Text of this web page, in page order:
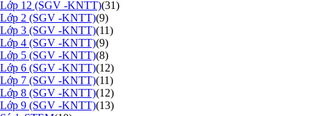
Lớp 12 (SGV -KNTT)(31)
Lớp 2 (SGV -KNTT)(9)
Lớp 3 (SGV -KNTT)(11)
Lớp 4 (SGV -KNTT)(9)
Lớp 5 (SGV -KNTT)(8)
Lớp 6 (SGV -KNTT)(12)
Lớp 7 (SGV -KNTT)(11)
Lớp 8 (SGV -KNTT)(12)
Lớp 9 (SGV -KNTT)(13)